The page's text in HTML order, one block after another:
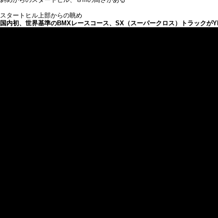
スタートヒル上部からの眺め
国内初、世界基準のBMXレースコース、SX（スーパークロス）トラックが